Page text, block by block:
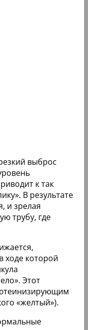
выброс
к так
В результате
и зрелая
трубу, где
ходе которой
Этот
«желтый»).